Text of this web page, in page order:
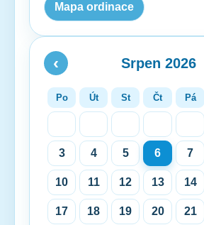
Mapa ordinace
‹ Srpen 2026
Po Út St Čt Pá
3 4 5 6 7
10 11 12 13 14
17 18 19 20 21